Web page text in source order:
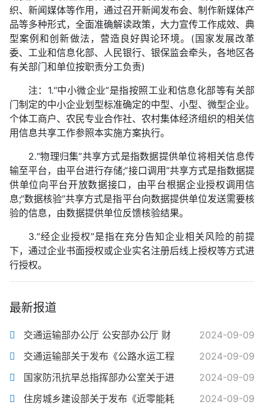
织、新闻媒体等作用，通过召开新闻发布会、制作新媒体产
品等多种形式，全面准确解读政策，大力宣传工作成效、典
型案例和创新做法，营造良好舆论环境。(国家发展改革
委、工业和信息化部、人民银行、银保监会牵头，各地区各
有关部门和单位按职责分工负责)
注：1.“中小微企业”是指按照工业和信息化部等有关部
门制定的中小企业划型标准确定的中型、小型、微型企业。
个体工商户、农民专业合作社、农村集体经济组织的相关信
用信息共享工作参照本实施方案执行。
2.“物理归集”共享方式是指数据提供单位将相关信息传
输至平台，由平台进行存储;“接口调用”共享方式是指数据提
供单位向平台开放数据接口，由平台根据企业授权调用信
息;“数据核验”共享方式是指平台向数据提供单位发送需要核
验的信息，由数据提供单位反馈核验结果。
3.“经企业授权”是指在充分告知企业相关风险的前提
下，通过企业书面授权或企业实名注册后线上授权等方式进
行授权。
最新报道
交通运输部办公厅 公安部办公厅 财
2024-09-09
交通运输部关于发布《公路水运工程
2024-09-09
国家防汛抗旱总指挥部办公室关于进
2024-09-09
住房城乡建设部关于发布《近零能耗
2024-09-09